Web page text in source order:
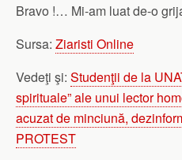
Bravo !… Mi-am luat de-o
Sursa: Ziaristi Online
Vedeţi şi: Studenţii de la
spirituale” ale unui lector
acuzat de minciună,
PROTEST